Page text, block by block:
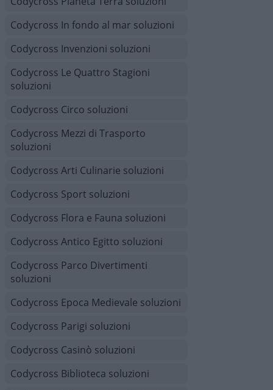
Codycross In fondo al mar soluzioni
Codycross Invenzioni soluzioni
Codycross Le Quattro Stagioni
soluzioni
Codycross Circo soluzioni
Codycross Mezzi di Trasporto
soluzioni
Codycross Arti Culinarie soluzioni
Codycross Sport soluzioni
Codycross Flora e Fauna soluzioni
Codycross Antico Egitto soluzioni
Codycross Parco Divertimenti
soluzioni
Codycross Epoca Medievale soluzioni
Codycross Parigi soluzioni
Codycross Casinò soluzioni
Codycross Biblioteca soluzioni